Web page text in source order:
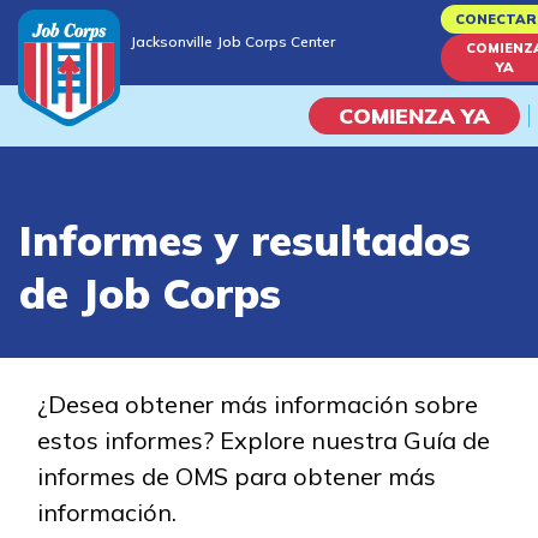
to
content
Jacksonville Job Corps Center
YA
COMIENZA YA
Vida En El Campus
Habilidades académicas
Estudiar
Programas de
Informes y resultados
de Job Corps
¿Desea obtener más información sobre
estos informes? Explore nuestra Guía de
informes de OMS para obtener más
información.